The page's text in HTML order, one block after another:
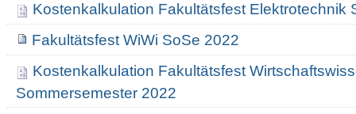
Kostenkalkulation Fakultätsfest Elektrotechnik
Fakultätsfest WiWi SoSe 2022
Kostenkalkulation Fakultätsfest
Sommersemester 2022